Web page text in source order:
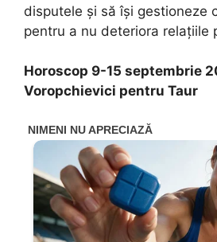
disputele și să își gestioneze
pentru a nu deteriora relațiile
Horoscop 9-15 septembrie
Voropchievici pentru Taur